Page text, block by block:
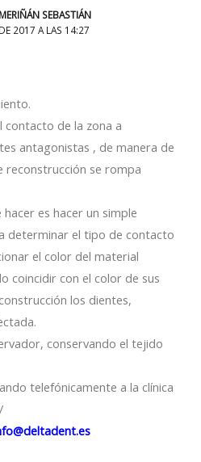
SEBASTIÁN
2017 A LAS 14:27
de la zona a
antagonistas , de manera de
reconstrucción se rompa
es hacer un simple
determinar el tipo de contacto
el color del material
coincidir con el color de sus
los dientes,
conservando el tejido
telefónicamente a la clínica